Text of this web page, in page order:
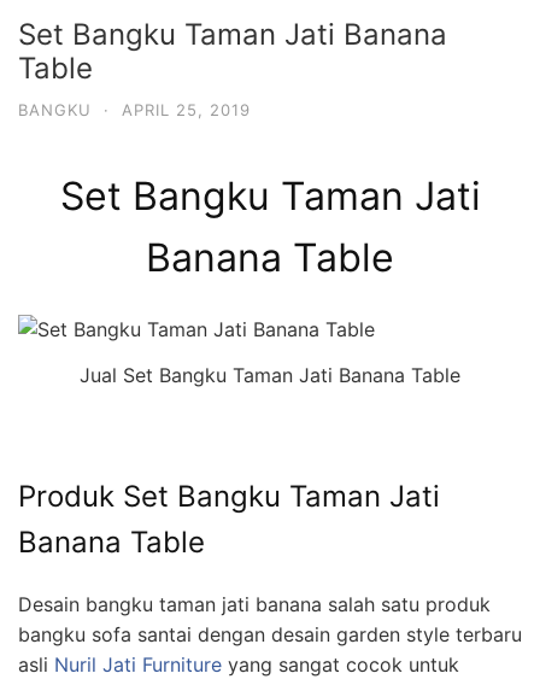
Set Bangku Taman Jati Banana
Table
BANGKU · APRIL 25, 2019
Set Bangku Taman Jati
Banana Table
Jual Set Bangku Taman Jati Banana Table
Produk Set Bangku Taman Jati
Banana Table
Desain bangku taman jati banana salah satu produk
bangku sofa santai dengan desain garden style terbaru
asli Nuril Jati Furniture yang sangat cocok untuk